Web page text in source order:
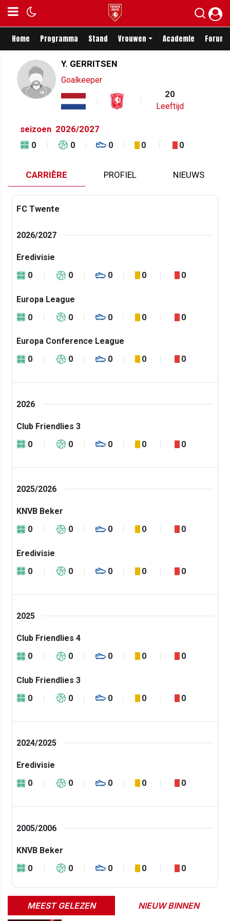
Home Programma Stand Vrouwen Academie Forum
Y. GERRITSEN
Goalkeeper
20
Leeftijd
seizoen 2026/2027
0 0 0 0 0
CARRIÈRE PROFIEL NIEUWS
FC Twente
2026/2027
Eredivisie
0
0 0 0 0
Europa League
0
0 0 0 0
Europa Conference League
0
0 0 0 0
2026
Club Friendlies 3
0
0 0 0 0
2025/2026
KNVB Beker
0
0 0 0 0
Eredivisie
0
0 0 0 0
2025
Club Friendlies 4
0
0 0 0 0
Club Friendlies 3
0
0 0 0 0
2024/2025
Eredivisie
0
0 0 0 0
2005/2006
KNVB Beker
0
0 0 0 0
MEEST GELEZEN NIEUW BINNEN